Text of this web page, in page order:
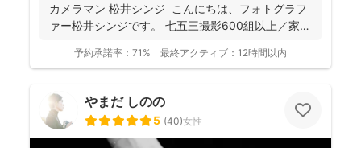
カメラマン 松井シンジ こんにちは、フォトグラフ
ァー松井シンジです。 七五三撮影600組以上／家
予約承諾率： 71% 最終アクティブ： 12時間以内
やまだ しのの
5 (40)女性